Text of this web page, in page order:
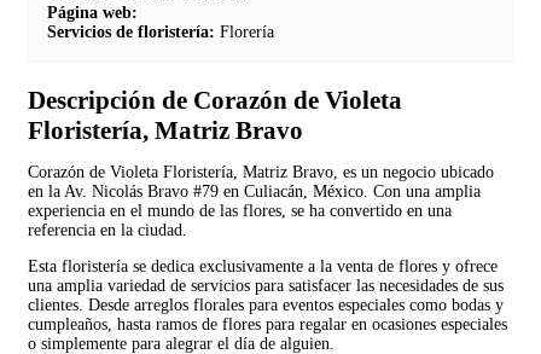
Página web:
Servicios de floristería: Florería
Descripción de Corazón de Violeta
Floristería, Matriz Bravo
Corazón de Violeta Floristería, Matriz Bravo, es un negocio ubicado
en la Av. Nicolás Bravo #79 en Culiacán, México. Con una amplia
experiencia en el mundo de las flores, se ha convertido en una
referencia en la ciudad.
Esta floristería se dedica exclusivamente a la venta de flores y ofrece
una amplia variedad de servicios para satisfacer las necesidades de sus
clientes. Desde arreglos florales para eventos especiales como bodas y
cumpleaños, hasta ramos de flores para regalar en ocasiones especiales
o simplemente para alegrar el día de alguien.